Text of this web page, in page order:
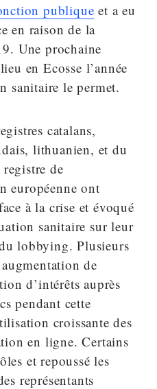
publique et a eu
en raison de la
Une prochaine
en Ecosse l’année
sanitaire le permet.
catalans,
lithuanien, et du
de
européenne ont
à la crise et évoqué
sanitaire sur leur
lobbying. Plusieurs
de
d’intérêts auprès
pendant cette
croissante des
en ligne. Certains
et repoussé les
représentants